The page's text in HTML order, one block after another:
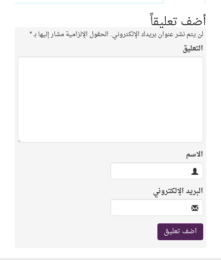
أضف تعليقاً
لن يتم نشر عنوان بريدك الإلكتروني. الحقول الإلزامية مشار إليها بـ*
التعليق
الاسم
البريد الإلكتروني